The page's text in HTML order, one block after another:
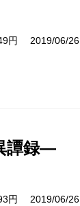
円 2019/06/26
譚録―
円 2019/06/26